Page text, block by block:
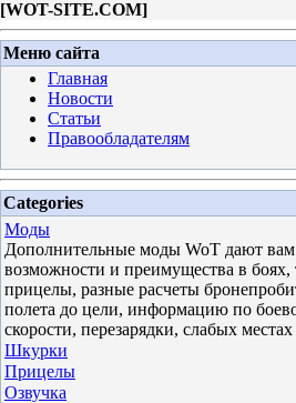
[WOT-SITE.COM]
Меню сайта
Главная
Новости
Статьи
Правообладателям
Categories
Моды
Дополнительные моды WoT дают
возможности и преимущества в
прицелы, разные расчеты
полета до цели, информацию по
скорости, перезарядки, слабых местах
Шкурки
Прицелы
Озвучка